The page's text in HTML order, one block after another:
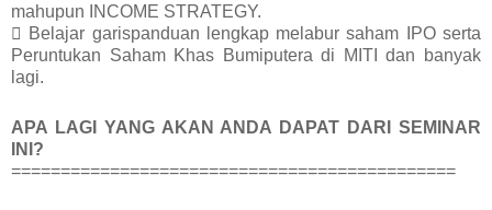
mahupun INCOME STRATEGY.
 Belajar garispanduan lengkap melabur saham IPO serta
Peruntukan Saham Khas Bumiputera di MITI dan banyak
lagi.
APA LAGI YANG AKAN ANDA DAPAT DARI SEMINAR
INI?
=============================================